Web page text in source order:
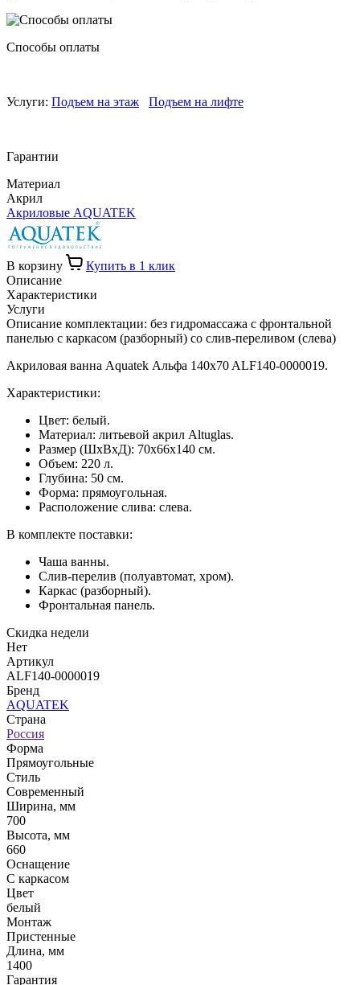
Способы оплаты
Услуги: Подъем на этаж Подъем на лифте
Гарантии
Материал
Акрил
Акриловые AQUATEK
В корзину
Купить в 1 клик
Описание
Характеристики
Услуги
Описание комплектации: без гидромассажа с фронтальной
панелью с каркасом (разборный) со слив-переливом (слева)
Акриловая ванна Aquatek Альфа 140x70 ALF140-0000019.
Характеристики:
Цвет: белый.
Материал: литьевой акрил Altuglas.
Размер (ШхВхД): 70х66x140 см.
Объем: 220 л.
Глубина: 50 см.
Форма: прямоугольная.
Расположение слива: слева.
В комплекте поставки:
Чаша ванны.
Слив-перелив (полуавтомат, хром).
Каркас (разборный).
Фронтальная панель.
Скидка недели
Нет
Артикул
ALF140-0000019
Бренд
AQUATEK
Страна
Россия
Форма
Прямоугольные
Стиль
Современный
Ширина, мм
700
Высота, мм
660
Оснащение
С каркасом
Цвет
белый
Монтаж
Пристенные
Длина, мм
1400
Гарантия